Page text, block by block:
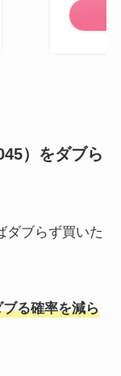
）をダブら
ダブらず買いた
ブる確率を減ら